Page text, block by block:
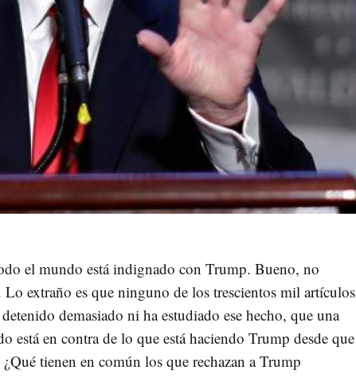
el mundo está indignado con Trump. Bueno, no
extraño es que ninguno de los trescientos mil artículos
demasiado ni ha estudiado ese hecho, que una
está en contra de lo que está haciendo Trump desde que
tienen en común los que rechazan a Trump